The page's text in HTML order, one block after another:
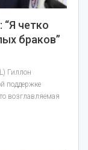
четко
браков”
Гиллон
поддержке
возглавляемая